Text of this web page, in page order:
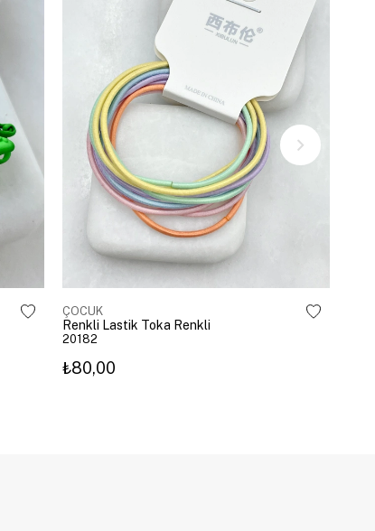
ÇOCUK
Renkli Lastik Toka Renkli
20182
₺80,00